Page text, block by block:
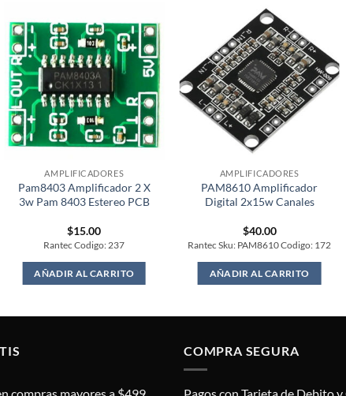
AMPLIFICADORES
Pam8403 Amplificador 2 X
3w Pam 8403 Estereo PCB
$15.00
Rantec Codigo: 237
AÑADIR AL CARRITO
AMPLIFICADORES
PAM8610 Amplificador
Digital 2x15w Canales
$40.00
Rantec Sku: PAM8610 Codigo: 172
AÑADIR AL CARRITO
COMPRA SEGURA